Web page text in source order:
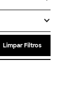
Limpar Filtros